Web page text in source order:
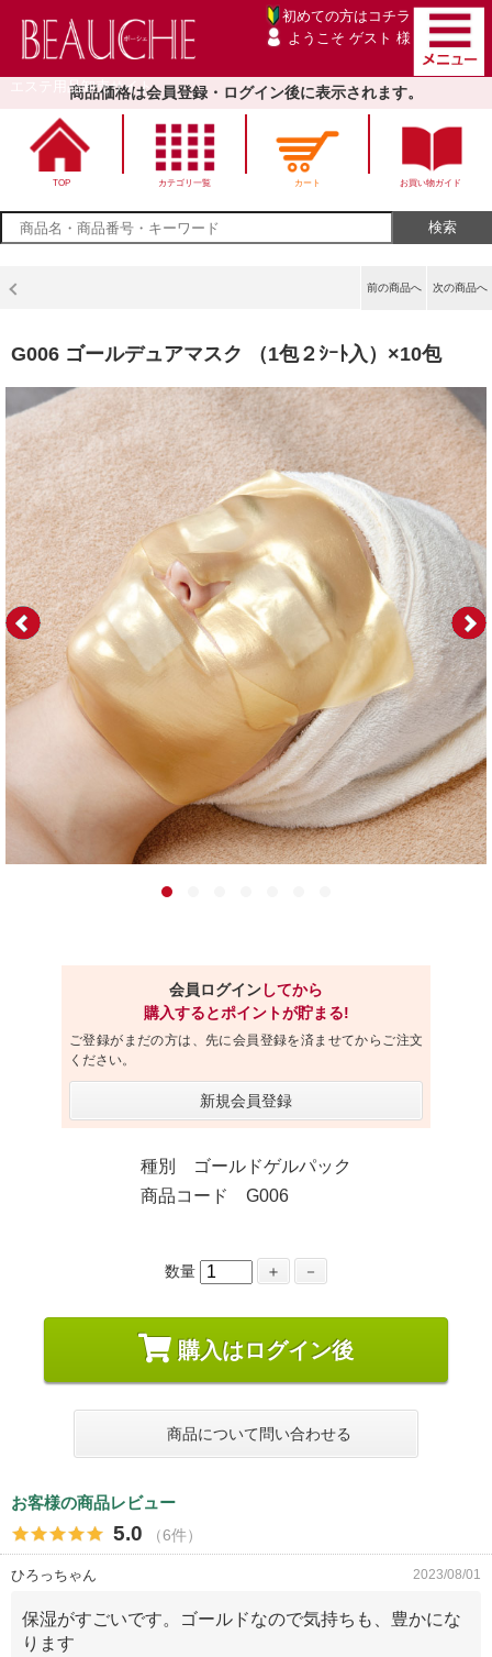
エステ用品卸売サイト
初めての方は コチラ
ようこそ ゲスト 様
商品価格は会員登録・ログイン後に表示されます。
TOP カテゴリ一覧 カート お買い物ガイド
次の商品へ
前の商品へ
G006 ゴールデュアマスク （1包２ｼｰﾄ入）×10包
会員ログインしてから
購入するとポイントが貯まる!
ご登録がまだの方は、先に会員登録を済ませてからご注文
ください。
新規会員登録
種別 ゴールドゲルパック
商品コード G006
数量 ＋ －
購入はログイン後
商品について問い合わせる
お客様の商品レビュー
5.0 （6件）
ひろっちゃん 2023/08/01
保湿がすごいです。ゴールドなので気持ちも、豊かにな
ります